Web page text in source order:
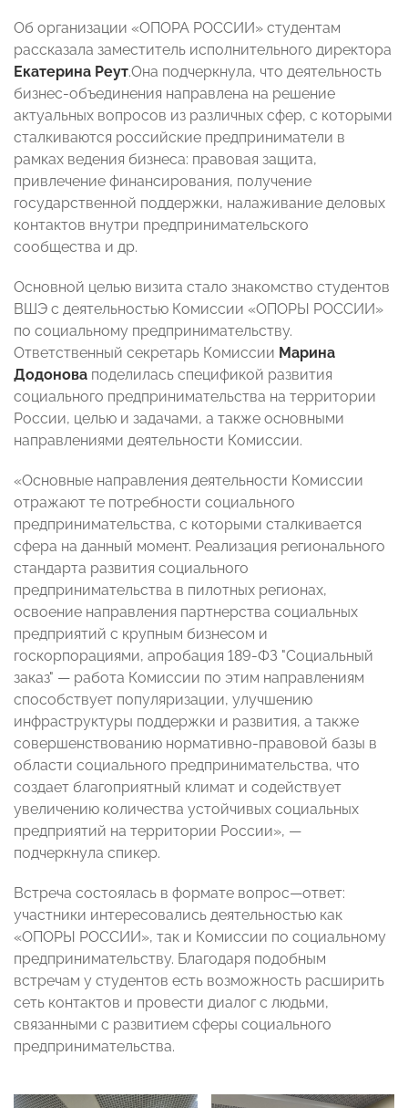
Об организации «ОПОРА РОССИИ» студентам
рассказала заместитель исполнительного директора
Екатерина Реут.Она подчеркнула, что деятельность
бизнес-объединения направлена на решение
актуальных вопросов из различных сфер, с которыми
сталкиваются российские предприниматели в
рамках ведения бизнеса: правовая защита,
привлечение финансирования, получение
государственной поддержки, налаживание деловых
контактов внутри предпринимательского
сообщества и др.
Основной целью визита стало знакомство студентов
ВШЭ с деятельностью Комиссии «ОПОРЫ РОССИИ»
по социальному предпринимательству.
Ответственный секретарь Комиссии Марина
Додонова поделилась спецификой развития
социального предпринимательства на территории
России, целью и задачами, а также основными
направлениями деятельности Комиссии.
«Основные направления деятельности Комиссии
отражают те потребности социального
предпринимательства, с которыми сталкивается
сфера на данный момент. Реализация регионального
стандарта развития социального
предпринимательства в пилотных регионах,
освоение направления партнерства социальных
предприятий с крупным бизнесом и
госкорпорациями, апробация 189-ФЗ "Социальный
заказ" — работа Комиссии по этим направлениям
способствует популяризации, улучшению
инфраструктуры поддержки и развития, а также
совершенствованию нормативно-правовой базы в
области социального предпринимательства, что
создает благоприятный климат и содействует
увеличению количества устойчивых социальных
предприятий на территории России», —
подчеркнула спикер.
Встреча состоялась в формате вопрос—ответ:
участники интересовались деятельностью как
«ОПОРЫ РОССИИ», так и Комиссии по социальному
предпринимательству. Благодаря подобным
встречам у студентов есть возможность расширить
сеть контактов и провести диалог с людьми,
связанными с развитием сферы социального
предпринимательства.